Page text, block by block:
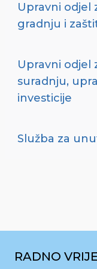
Upravni odjel
gradnju i
Upravni odjel
suradnju,
investicije
Služba za
RADNO